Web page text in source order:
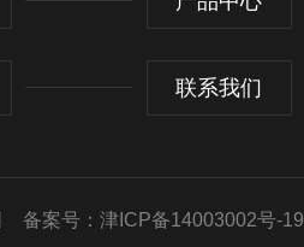
联系我们
备案号：津ICP备14003002号-19